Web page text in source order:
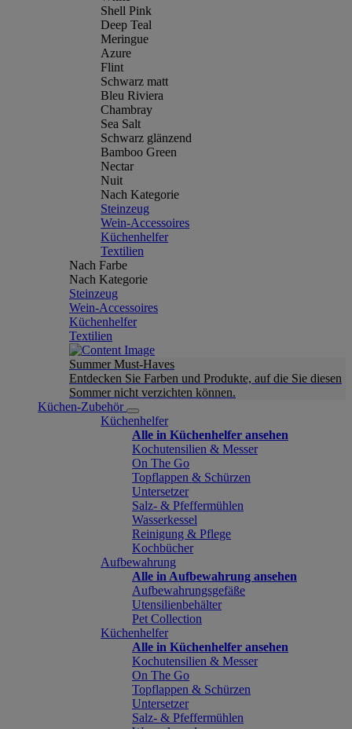
Shell Pink
Deep Teal
Meringue
Azure
Flint
Schwarz matt
Bleu Riviera
Chambray
Sea Salt
Schwarz glänzend
Bamboo Green
Nectar
Nuit
Nach Kategorie
Steinzeug
Wein-Accessoires
Küchenhelfer
Textilien
Nach Farbe
Nach Kategorie
Steinzeug
Wein-Accessoires
Küchenhelfer
Textilien
Summer Must-Haves
Entdecken Sie Farben und Produkte, auf die Sie diesen
Sommer nicht verzichten können.
Küchen-Zubehör
Küchenhelfer
Alle in Küchenhelfer ansehen
Kochutensilien & Messer
On The Go
Topflappen & Schürzen
Untersetzer
Salz- & Pfeffermühlen
Wasserkessel
Reinigung & Pflege
Kochbücher
Aufbewahrung
Alle in Aufbewahrung ansehen
Aufbewahrungsgefäße
Utensilienbehälter
Pet Collection
Küchenhelfer
Alle in Küchenhelfer ansehen
Kochutensilien & Messer
On The Go
Topflappen & Schürzen
Untersetzer
Salz- & Pfeffermühlen